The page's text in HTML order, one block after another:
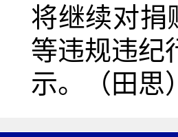
将继续对捐
等违规违纪
示。（田思）